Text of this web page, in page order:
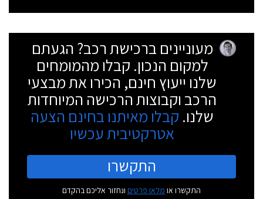
מעוניינים ברכישת רכב? הגעתם
למקום הנכון. קבלו מהמומחים
שלנו ייעוץ חינם, הכירו את מבצעי
הרכב וקבוצות הרכישה המיוחדות
שלנו. קבלו מאיתנו בחינם הצעה
אטרקטיבית עכשיו
התקשרו
התקשרו או מלאו פרטים ונחזור אליכם בהקדם